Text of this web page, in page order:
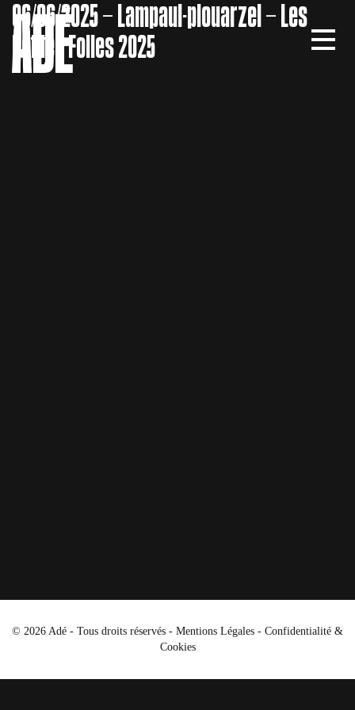
06/06/2025 – Lampaul-plouarzel – Les
Petites Folies 2025
© 2026 Adé - Tous droits réservés - Mentions Légales - Confidentialité &
Cookies